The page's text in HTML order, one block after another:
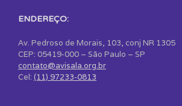
ENDEREÇO:
Av. Pedroso de Morais, 103, conj NR 1305
CEP: 05419-000 – São Paulo – SP
contato@avisala.org.br
Cel: (11) 97233-0813